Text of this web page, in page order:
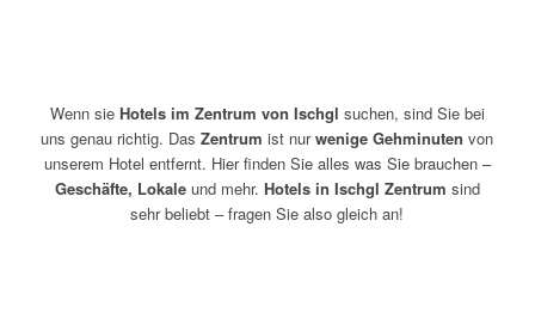
Wenn sie Hotels im Zentrum von Ischgl suchen, sind Sie bei
uns genau richtig. DasZentrum ist nurwenige Gehminuten von
unserem Hotel entfernt. Hier finden Sie alles was Sie brauchen –
Geschäfte, Lokaleund mehr. Hotels in Ischgl Zentrum sind
sehr beliebt – fragen Sie also gleich an!